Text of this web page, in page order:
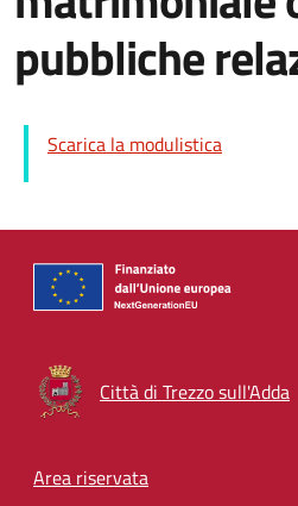
pubbliche
Scarica la modulistica
Città di Trezzo sull'Adda
Footer menu
Area riservata